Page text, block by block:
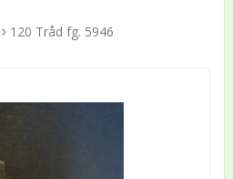
120 Tråd fg. 5946